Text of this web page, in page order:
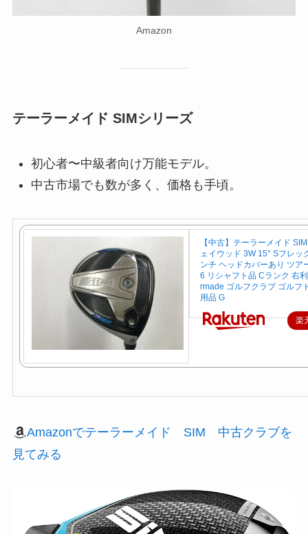
Amazon
テーラーメイド SIMシリーズ
初心者〜中級者向け万能モデル。
中古市場でも数が多く、価格も手頃。
【中古】テーラーメイド
ェイウッド 3W 15° Sフレッ
ンチ ヘッドカバーあり ツ
6 リシャフト品 Cランク 右
rmade ゴルフクラブ ゴルフ
用品 G
楽
Amazonでテーラーメイド SIM 中古クラブを
見てみる